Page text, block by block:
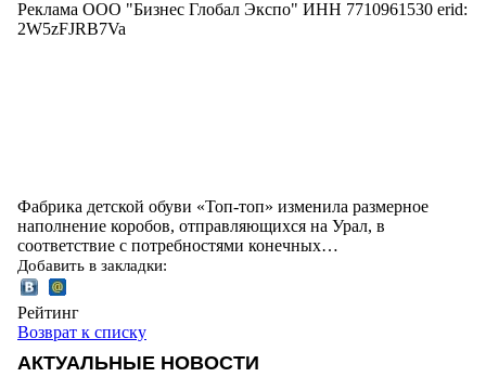
Реклама ООО "Бизнес Глобал Экспо" ИНН 7710961530 erid:
2W5zFJRB7Va
Фабрика детской обуви «Топ-топ» изменила размерное
наполнение коробов, отправляющихся на Урал, в
соответствие с потребностями конечных…
Добавить в закладки:
Рейтинг
Возврат к списку
АКТУАЛЬНЫЕ НОВОСТИ